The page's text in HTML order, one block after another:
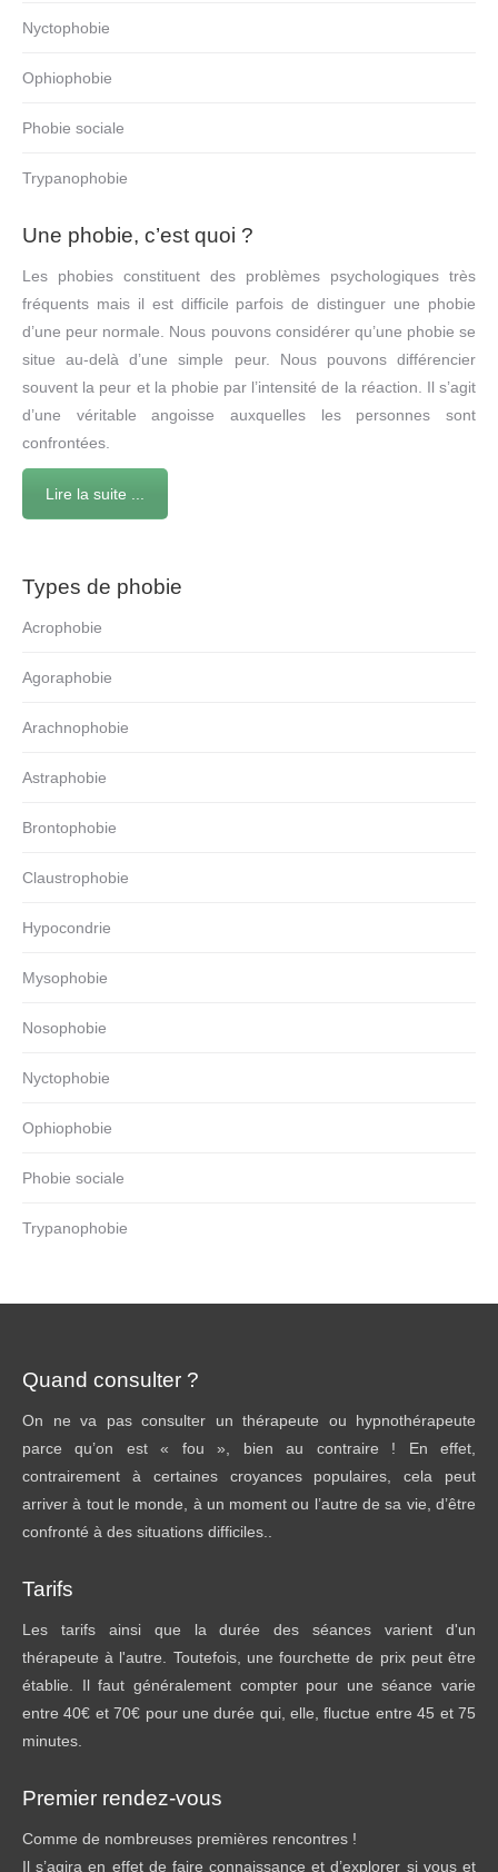
Nyctophobie
Ophiophobie
Phobie sociale
Trypanophobie
Une phobie, c’est quoi ?
Les phobies constituent des problèmes psychologiques très
fréquents mais il est difficile parfois de distinguer une phobie
d’une peur normale. Nous pouvons considérer qu’une phobie se
situe au-delà d’une simple peur. Nous pouvons différencier
souvent la peur et la phobie par l’intensité de la réaction. Il s’agit
d’une véritable angoisse auxquelles les personnes sont
confrontées.
Lire la suite ...
Types de phobie
Acrophobie
Agoraphobie
Arachnophobie
Astraphobie
Brontophobie
Claustrophobie
Hypocondrie
Mysophobie
Nosophobie
Nyctophobie
Ophiophobie
Phobie sociale
Trypanophobie
Quand consulter ?
On ne va pas consulter un thérapeute ou hypnothérapeute
parce qu’on est « fou », bien au contraire ! En effet,
contrairement à certaines croyances populaires, cela peut
arriver à tout le monde, à un moment ou l’autre de sa vie, d’être
confronté à des situations difficiles..
Tarifs
Les tarifs ainsi que la durée des séances varient d'un
thérapeute à l'autre. Toutefois, une fourchette de prix peut être
établie. Il faut généralement compter pour une séance varie
entre 40€ et 70€ pour une durée qui, elle, fluctue entre 45 et 75
minutes.
Premier rendez-vous
Comme de nombreuses premières rencontres !
Il s’agira en effet de faire connaissance et d’explorer si vous et